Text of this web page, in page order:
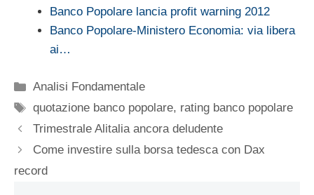
Banco Popolare lancia profit warning 2012
Banco Popolare-Ministero Economia: via libera
ai…
Categorie
Analisi Fondamentale
Tag
quotazione banco popolare, rating banco popolare
Trimestrale Alitalia ancora deludente
Come investire sulla borsa tedesca con Dax
record